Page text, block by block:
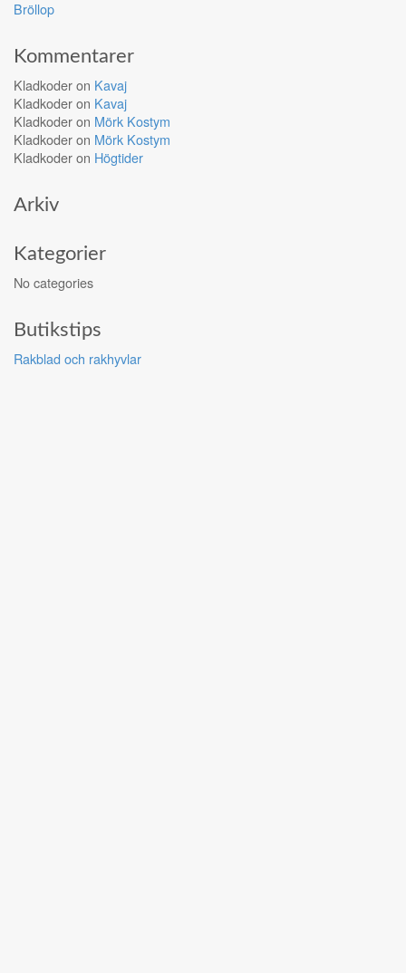
Bröllop
Kommentarer
Kladkoderon Kavaj
Kladkoderon Kavaj
Kladkoderon Mörk Kostym
Kladkoderon Mörk Kostym
Kladkoderon Högtider
Arkiv
Kategorier
No categories
Butikstips
Rakblad och rakhyvlar